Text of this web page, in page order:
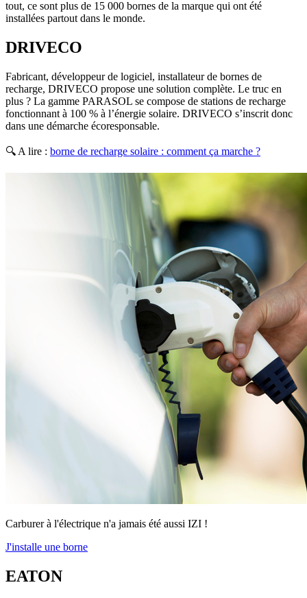
tout, ce sont plus de 15 000 bornes de la marque qui ont été
installées partout dans le monde.
DRIVECO
Fabricant, développeur de logiciel, installateur de bornes de
recharge, DRIVECO propose une solution complète. Le truc en
plus ? La gamme PARASOL se compose de stations de recharge
fonctionnant à 100 % à l’énergie solaire. DRIVECO s’inscrit donc
dans une démarche écoresponsable.
🔍 A lire : borne de recharge solaire : comment ça marche ?
Carburer à l'électrique n'a jamais été aussi IZI !
J'installe une borne
EATON